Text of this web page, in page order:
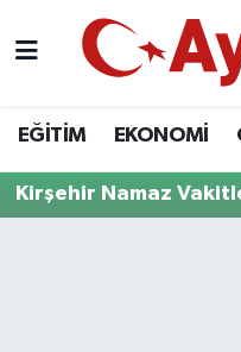
EĞİTİM EKONOMİ
Kirşehir Namaz